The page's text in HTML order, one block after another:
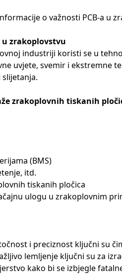
o važnosti PCB-a u
u zrakoplovstvu
industriji koristi se u
uvjete, svemir i ekstremne
zrakoplovnih tiskanih
(BMS)
itd.
tiskanih pločica
ulogu u zrakoplovnim
i preciznost ključni su
lemljenje ključni su za
kako bi se izbjegle